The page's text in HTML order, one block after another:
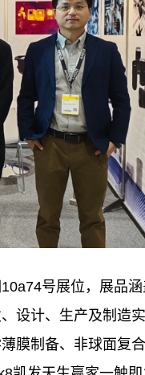
号展位，展品
设计、生产及制造
膜制备、非球面复